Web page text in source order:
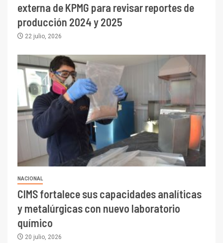
externa de KPMG para revisar reportes de
producción 2024 y 2025
22 julio, 2026
NACIONAL
CIMS fortalece sus capacidades analíticas
y metalúrgicas con nuevo laboratorio
químico
20 julio, 2026